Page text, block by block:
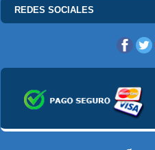
REDES SOCIALES